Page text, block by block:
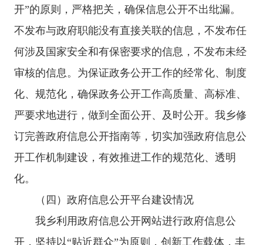
开”的原则，严格把关，确保信息公开不出纰漏。
不发布与政府职能没有直接关联的信息，不发布任
何涉及国家安全和有保密要求的信息，不发布未经
审核的信息。 为保证政务公开工作的经常化、制度
化、规范化，确保政务公开工作高质量、高标准、
严要求地进行，做到全面公开、及时公开。我乡修
订完善政府信息公开指南等，切实加强政府信息公
开工作机制建设，有效推进工作的规范化、透明
化。
（四）政府信息公开平台建设情况
我乡利用政府信息公开网站进行政府信息公
开， 坚持以“贴近群众”为原则，创新工作载体，丰